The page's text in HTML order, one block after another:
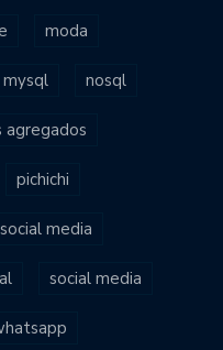
moda
mysql nosql
agregados
pichichi
media
social media